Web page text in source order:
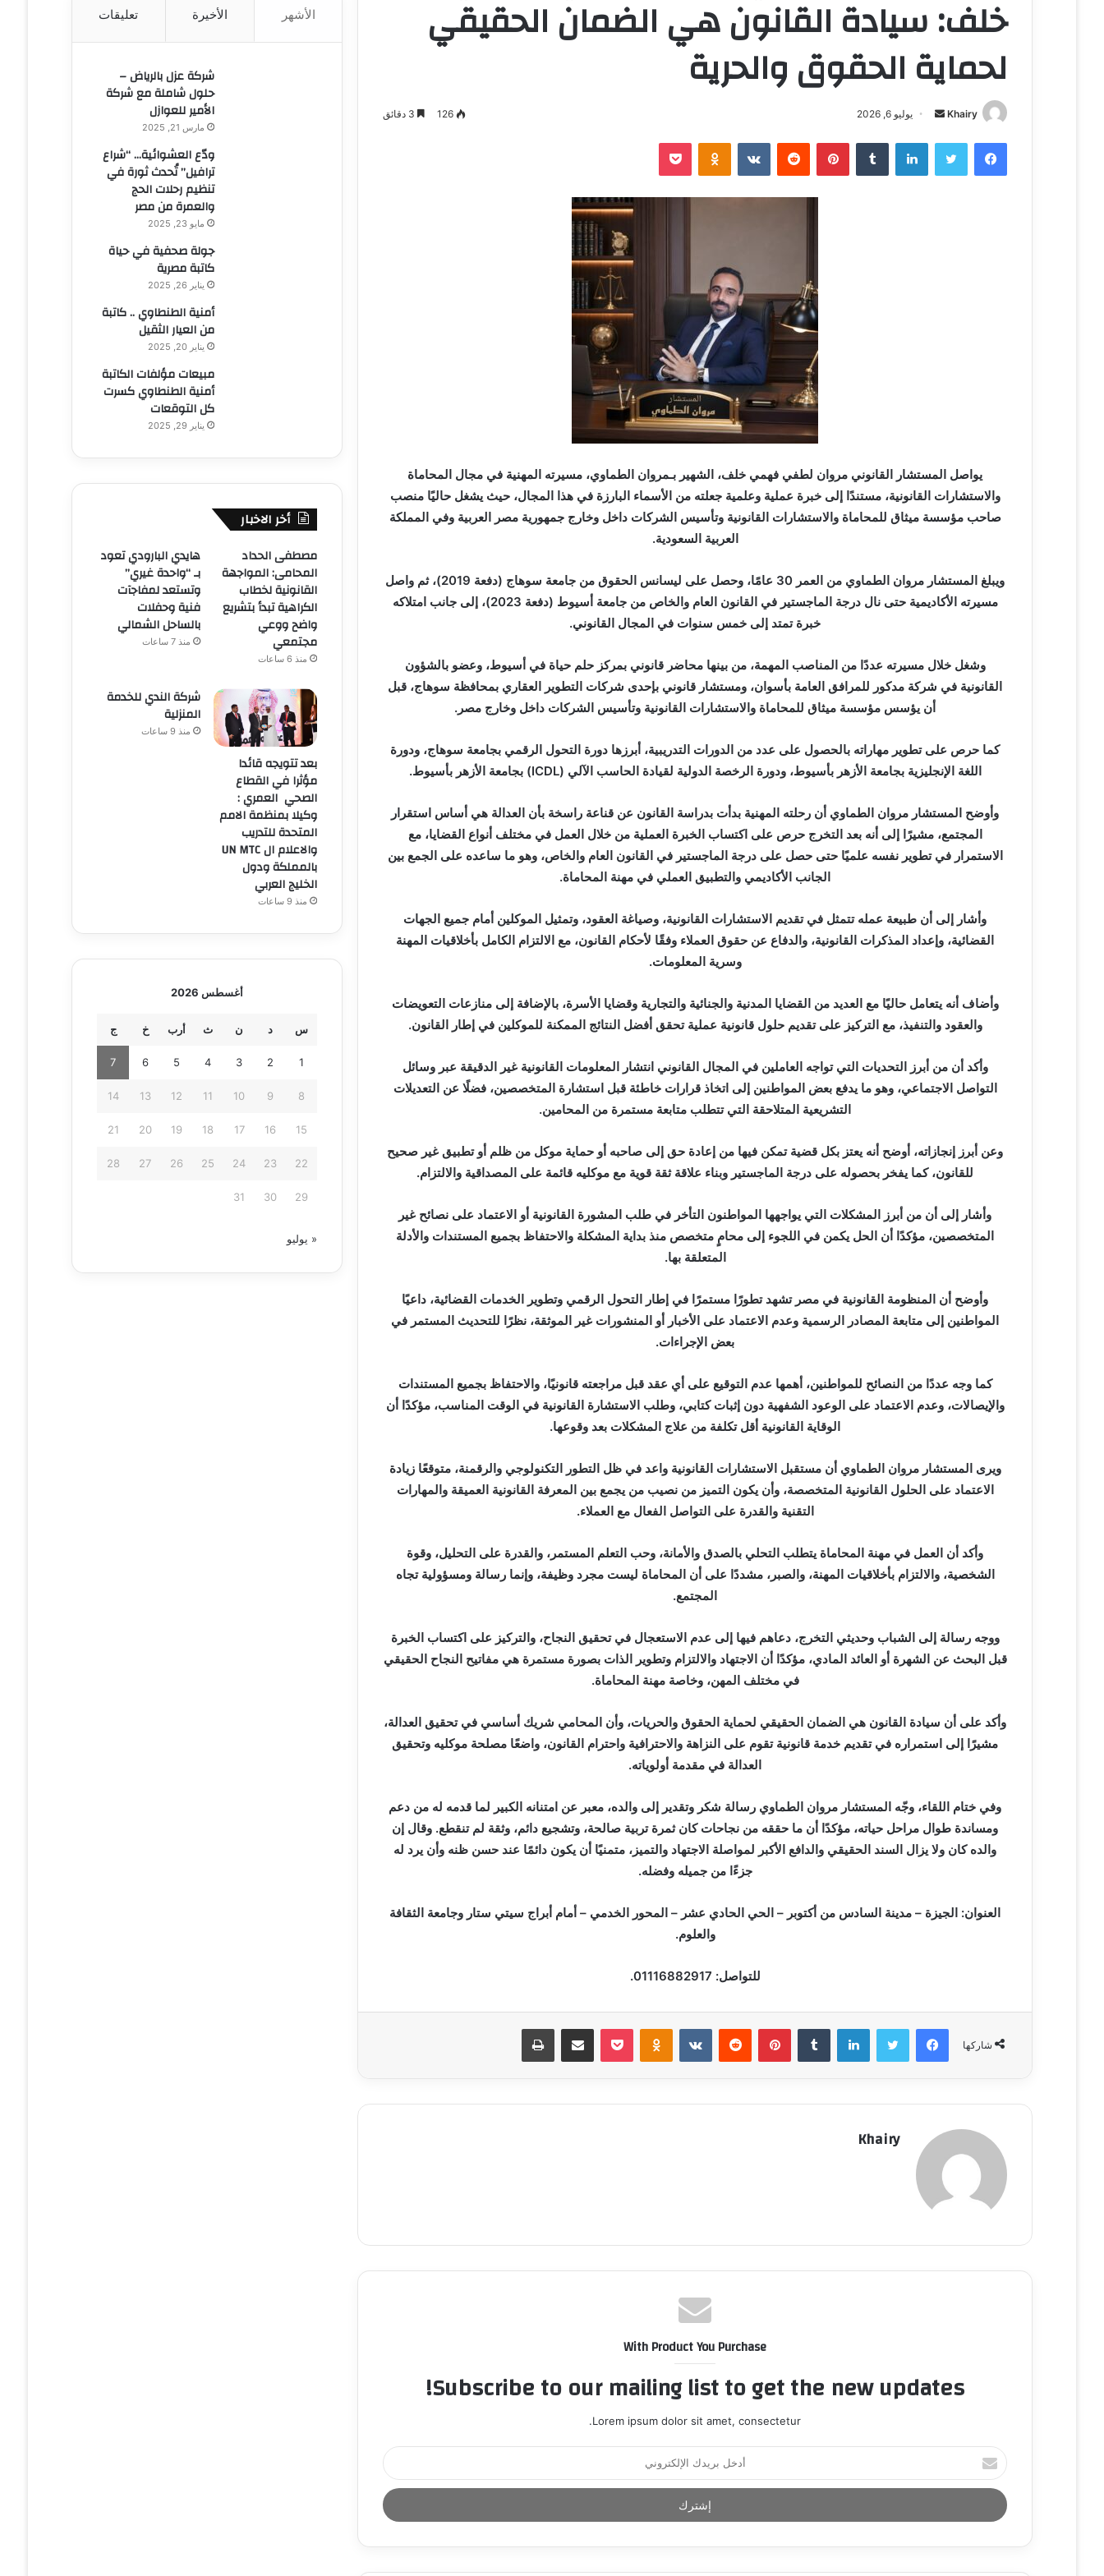
خلف: سيادة القانون هي الضمان الحقيقي
لحماية الحقوق والحرية
Khairy
أ
ل
يوليو 6, 2026 126 3 دقائق
فيسبوك تويتر لينكدإن ‏Tumblr بينتيريست ‏Reddit
‏VKontakte
Odnoklassniki بوكيت
يواصل المستشار القانوني مروان لطفي فهمي خلف، الشهير بـمروان الطماوي، مسيرته المهنية في مجال المحاماة
والاستشارات القانونية، مستندًا إلى خبرة عملية وعلمية جعلته من الأسماء البارزة في هذا المجال، حيث يشغل حاليًا منصب
صاحب مؤسسة ميثاق للمحاماة والاستشارات القانونية وتأسيس الشركات داخل وخارج جمهورية مصر العربية وفي المملكة
العربية السعودية.
ويبلغ المستشار مروان الطماوي من العمر 30 عامًا، وحصل على ليسانس الحقوق من جامعة سوهاج (دفعة 2019)، ثم واصل
مسيرته الأكاديمية حتى نال درجة الماجستير في القانون العام والخاص من جامعة أسيوط (دفعة 2023)، إلى جانب امتلاكه
خبرة تمتد إلى خمس سنوات في المجال القانوني.
وشغل خلال مسيرته عددًا من المناصب المهمة، من بينها محاضر قانوني بمركز حلم حياة في أسيوط، وعضو بالشؤون
القانونية في شركة مدكور للمرافق العامة بأسوان، ومستشار قانوني بإحدى شركات التطوير العقاري بمحافظة سوهاج، قبل
أن يؤسس مؤسسة ميثاق للمحاماة والاستشارات القانونية وتأسيس الشركات داخل وخارج مصر.
كما حرص على تطوير مهاراته بالحصول على عدد من الدورات التدريبية، أبرزها دورة التحول الرقمي بجامعة سوهاج، ودورة
اللغة الإنجليزية بجامعة الأزهر بأسيوط، ودورة الرخصة الدولية لقيادة الحاسب الآلي (ICDL) بجامعة الأزهر بأسيوط.
وأوضح المستشار مروان الطماوي أن رحلته المهنية بدأت بدراسة القانون عن قناعة راسخة بأن العدالة هي أساس استقرار
المجتمع، مشيرًا إلى أنه بعد التخرج حرص على اكتساب الخبرة العملية من خلال العمل في مختلف أنواع القضايا، مع
الاستمرار في تطوير نفسه علميًا حتى حصل على درجة الماجستير في القانون العام والخاص، وهو ما ساعده على الجمع بين
الجانب الأكاديمي والتطبيق العملي في مهنة المحاماة.
وأشار إلى أن طبيعة عمله تتمثل في تقديم الاستشارات القانونية، وصياغة العقود، وتمثيل الموكلين أمام جميع الجهات
القضائية، وإعداد المذكرات القانونية، والدفاع عن حقوق العملاء وفقًا لأحكام القانون، مع الالتزام الكامل بأخلاقيات المهنة
وسرية المعلومات.
وأضاف أنه يتعامل حاليًا مع العديد من القضايا المدنية والجنائية والتجارية وقضايا الأسرة، بالإضافة إلى منازعات التعويضات
والعقود والتنفيذ، مع التركيز على تقديم حلول قانونية عملية تحقق أفضل النتائج الممكنة للموكلين في إطار القانون.
وأكد أن من أبرز التحديات التي تواجه العاملين في المجال القانوني انتشار المعلومات القانونية غير الدقيقة عبر وسائل
التواصل الاجتماعي، وهو ما يدفع بعض المواطنين إلى اتخاذ قرارات خاطئة قبل استشارة المتخصصين، فضلًا عن التعديلات
التشريعية المتلاحقة التي تتطلب متابعة مستمرة من المحامين.
وعن أبرز إنجازاته، أوضح أنه يعتز بكل قضية تمكن فيها من إعادة حق إلى صاحبه أو حماية موكل من ظلم أو تطبيق غير صحيح
للقانون، كما يفخر بحصوله على درجة الماجستير وبناء علاقة ثقة قوية مع موكليه قائمة على المصداقية والالتزام.
وأشار إلى أن من أبرز المشكلات التي يواجهها المواطنون التأخر في طلب المشورة القانونية أو الاعتماد على نصائح غير
المتخصصين، مؤكدًا أن الحل يكمن في اللجوء إلى محامٍ متخصص منذ بداية المشكلة والاحتفاظ بجميع المستندات والأدلة
المتعلقة بها.
وأوضح أن المنظومة القانونية في مصر تشهد تطورًا مستمرًا في إطار التحول الرقمي وتطوير الخدمات القضائية، داعيًا
المواطنين إلى متابعة المصادر الرسمية وعدم الاعتماد على الأخبار أو المنشورات غير الموثقة، نظرًا للتحديث المستمر في
بعض الإجراءات.
كما وجه عددًا من النصائح للمواطنين، أهمها عدم التوقيع على أي عقد قبل مراجعته قانونيًا، والاحتفاظ بجميع المستندات
والإيصالات، وعدم الاعتماد على الوعود الشفهية دون إثبات كتابي، وطلب الاستشارة القانونية في الوقت المناسب، مؤكدًا أن
الوقاية القانونية أقل تكلفة من علاج المشكلات بعد وقوعها.
ويرى المستشار مروان الطماوي أن مستقبل الاستشارات القانونية واعد في ظل التطور التكنولوجي والرقمنة، متوقعًا زيادة
الاعتماد على الحلول القانونية المتخصصة، وأن يكون التميز من نصيب من يجمع بين المعرفة القانونية العميقة والمهارات
التقنية والقدرة على التواصل الفعال مع العملاء.
وأكد أن العمل في مهنة المحاماة يتطلب التحلي بالصدق والأمانة، وحب التعلم المستمر، والقدرة على التحليل، وقوة
الشخصية، والالتزام بأخلاقيات المهنة، والصبر، مشددًا على أن المحاماة ليست مجرد وظيفة، وإنما رسالة ومسؤولية تجاه
المجتمع.
ووجه رسالة إلى الشباب وحديثي التخرج، دعاهم فيها إلى عدم الاستعجال في تحقيق النجاح، والتركيز على اكتساب الخبرة
قبل البحث عن الشهرة أو العائد المادي، مؤكدًا أن الاجتهاد والالتزام وتطوير الذات بصورة مستمرة هي مفاتيح النجاح الحقيقي
في مختلف المهن، وخاصة مهنة المحاماة.
وأكد على أن سيادة القانون هي الضمان الحقيقي لحماية الحقوق والحريات، وأن المحامي شريك أساسي في تحقيق العدالة،
مشيرًا إلى استمراره في تقديم خدمة قانونية تقوم على النزاهة والاحترافية واحترام القانون، واضعًا مصلحة موكليه وتحقيق
العدالة في مقدمة أولوياته.
وفي ختام اللقاء، وجّه المستشار مروان الطماوي رسالة شكر وتقدير إلى والده، معبر عن امتنانه الكبير لما قدمه له من دعم
ومساندة طوال مراحل حياته، مؤكدًا أن ما حققه من نجاحات كان ثمرة تربية صالحة، وتشجيع دائم، وثقة لم تنقطع. وقال إن
والده كان ولا يزال السند الحقيقي والدافع الأكبر لمواصلة الاجتهاد والتميز، متمنيًا أن يكون دائمًا عند حسن ظنه وأن يرد له
جزءًا من جميله وفضله.
العنوان: الجيزة – مدينة السادس من أكتوبر – الحي الحادي عشر – المحور الخدمي – أمام أبراج سيتي ستار وجامعة الثقافة
والعلوم.
للتواصل: 01116882917.
شاركها
فيسبوك تويتر لينكدإن ‏Tumblr بينتيريست ‏Reddit
‏VKontakte
Odnoklassniki بوكيت مشاركة عبر البريد طباعة
Khairy
With Product You Purchase
Subscribe to our mailing list to get the new updates!
Lorem ipsum dolor sit amet, consectetur.
أ
د
خ
ل
الأشهر الأخيرة تعليقات
شركة عزل بالرياض –
حلول شاملة مع شركة
الأمير للعوازل
مارس 21, 2025
ودّع العشوائية… “شراع
ترافيل” تُحدث ثورة في
تنظيم رحلات الحج
والعمرة من مصر
مايو 23, 2025
جولة صحفية في حياة
كاتبة مصرية
يناير 26, 2025
أمنية الطنطاوي .. كاتبة
من العيار الثقيل
يناير 20, 2025
مبيعات مؤلفات الكاتبة
أمنية الطنطاوي كسرت
كل التوقعات
يناير 29, 2025
أخر الاخبار
مصطفى الحداد
المحامى: المواجهة
القانونية لخطاب
الكراهية تبدأ بتشريع
واضح ووعي
مجتمعي
منذ 6 ساعات
هايدي البارودي تعود
بـ “واحدة غيري”
وتستعد لمفاجآت
فنية وحفلات
بالساحل الشمالي
منذ 7 ساعات
بعد تتويجه قائدا
مؤثرا في القطاع
الصحي العمري :
وكيلا بمنظمة الامم
المتحدة للتدريب
والاعلام ال UN MTC
بالمملكة ودول
الخليج العربي
منذ 9 ساعات
شركة الندي للخدمة
المنزلية
منذ 9 ساعات
أغسطس 2026
س د ن ث أرب خ ج
1
2
3
4
5
6
7
8
9
10
11
12
13
14
15
16
17
18
19
20
21
22
23
24
25
26
27
28
29
30
31
« يوليو